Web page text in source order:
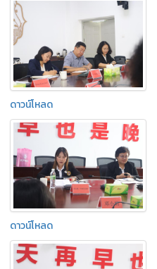
ดาวน์โหลด
ดาวน์โหลด